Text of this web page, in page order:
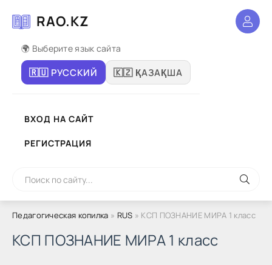
RAO.KZ
🌍 Выберите язык сайта
🇷🇺 РУССКИЙ 🇰🇿 ҚАЗАҚША
ВХОД НА САЙТ
РЕГИСТРАЦИЯ
Педагогическая копилка » RUS » КСП ПОЗНАНИЕ МИРА 1 класс
КСП ПОЗНАНИЕ МИРА 1 класс